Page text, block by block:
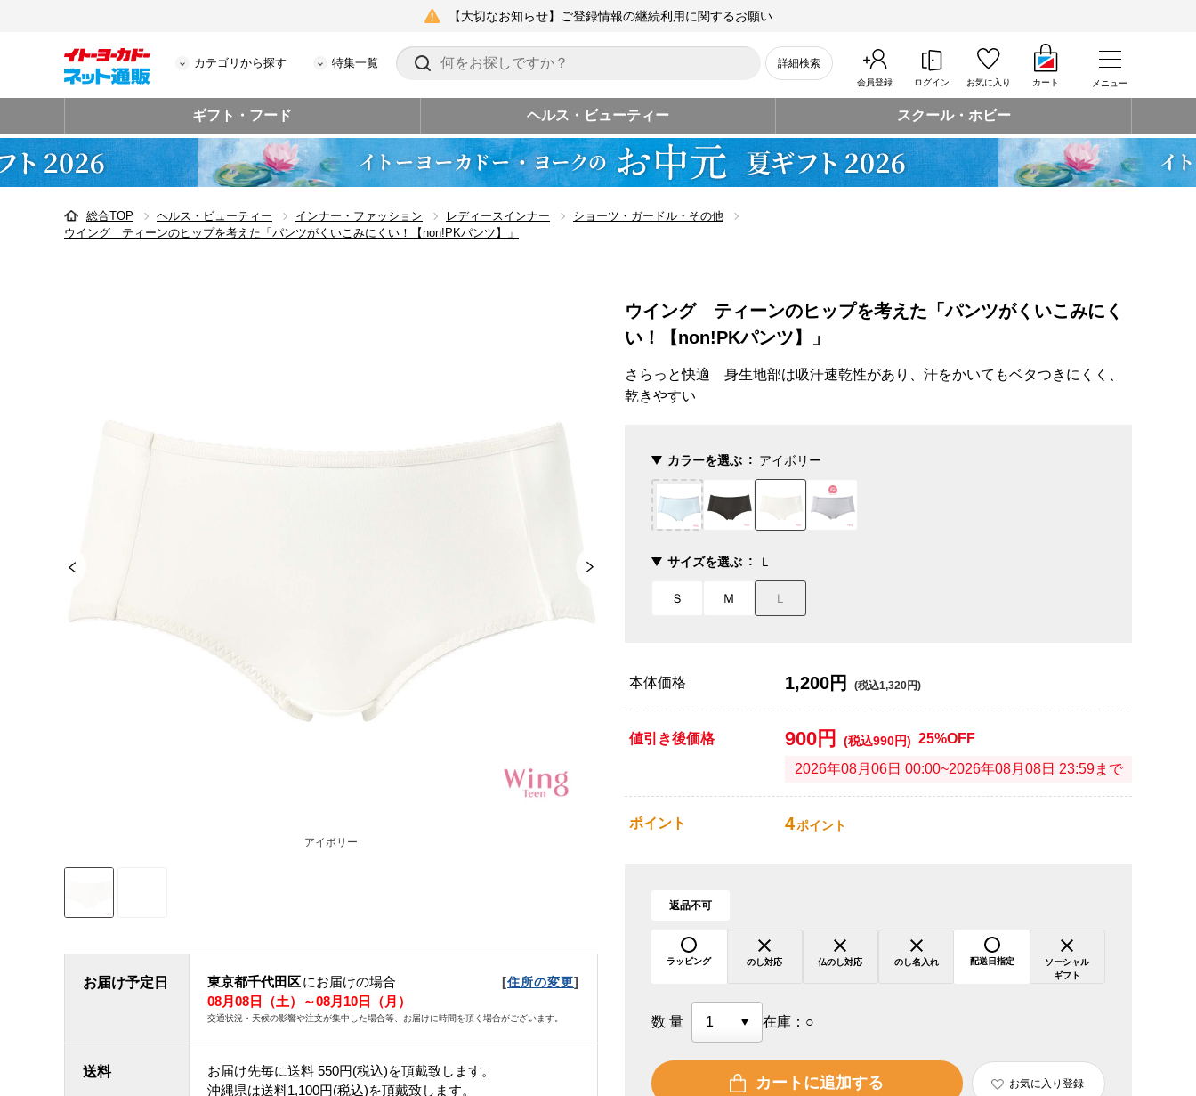
【大切なお知らせ】ご登録情報の継続利用に関するお願い
カテゴリから探す 特集一覧 詳細検索
会員登録 ログイン お気に入り カート メニュー
ギフト・フード ヘルス・ビューティー スクール・ホビー
総合TOP ヘルス・ビューティー インナー・ファッション レディースインナー
ショーツ・ガードル・その他
ウイング ティーンのヒップを考えた「パンツがくいこみにくい！【non!PKパンツ】」
アイボリー
お届け予定日 東京都千代田区にお届けの場合 [住所の変更]
08月08日（土）～08月10日（月）
交通状況・天候の影響や注文が集中した場合等、お届けに時間を頂く場合がございます。
送料 お届け先毎に送料 550円(税込)を頂戴致します。
沖縄県は送料1,100円(税込)を頂戴致します。
ウイング ティーンのヒップを考えた「パンツがくいこみにく
い！【non!PKパンツ】」
さらっと快適 身生地部は吸汗速乾性があり、汗をかいてもベタつきにくく、
乾きやすい
カラーを選ぶ アイボリー
サイズを選ぶ Ｌ
Ｓ Ｍ Ｌ
本体価格 1,200円 (税込1,320円)
値引き後価格 900円 (税込990円) 25%OFF
2026年08月06日 00:00~2026年08月08日 23:59まで
ポイント 4ポイント
返品不可
ラッピング のし対応 仏のし対応 のし名入れ 配送日指定
ソーシャル
ギフト
数量 在庫： ○
カートに追加する お気に入り登録